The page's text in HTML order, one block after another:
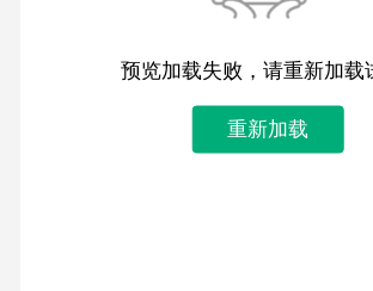
预览加载失败，请重新加载
重新加载